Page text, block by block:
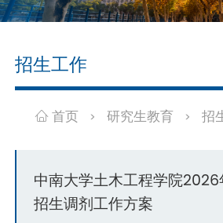
招生工作
首页 > 研究生教育 > 招
中南大学土木工程学院
招生调剂工作方案